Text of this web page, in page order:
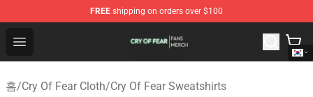
FREE shipping on orders over $100
Open menu
Cry Of Fear Shop - Official Cry Of Fear Merchandise Store
홈/Cry Of Fear Cloth/Cry Of Fear Sweatshirts